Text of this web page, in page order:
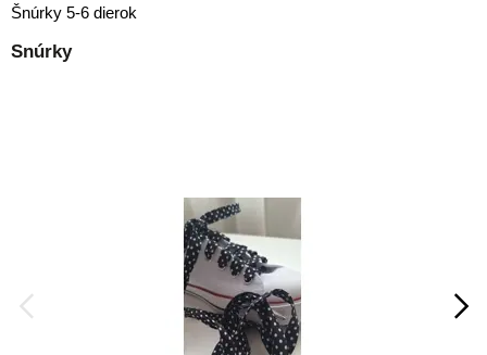
Šnúrky 5-6 dierok
Snúrky